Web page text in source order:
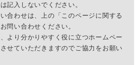
記入しないでください。
合わせは、上の「このページに関する
問い合わせください。
より分かりやすく役に立つホームペー
せていただきますのでご協力をお願い